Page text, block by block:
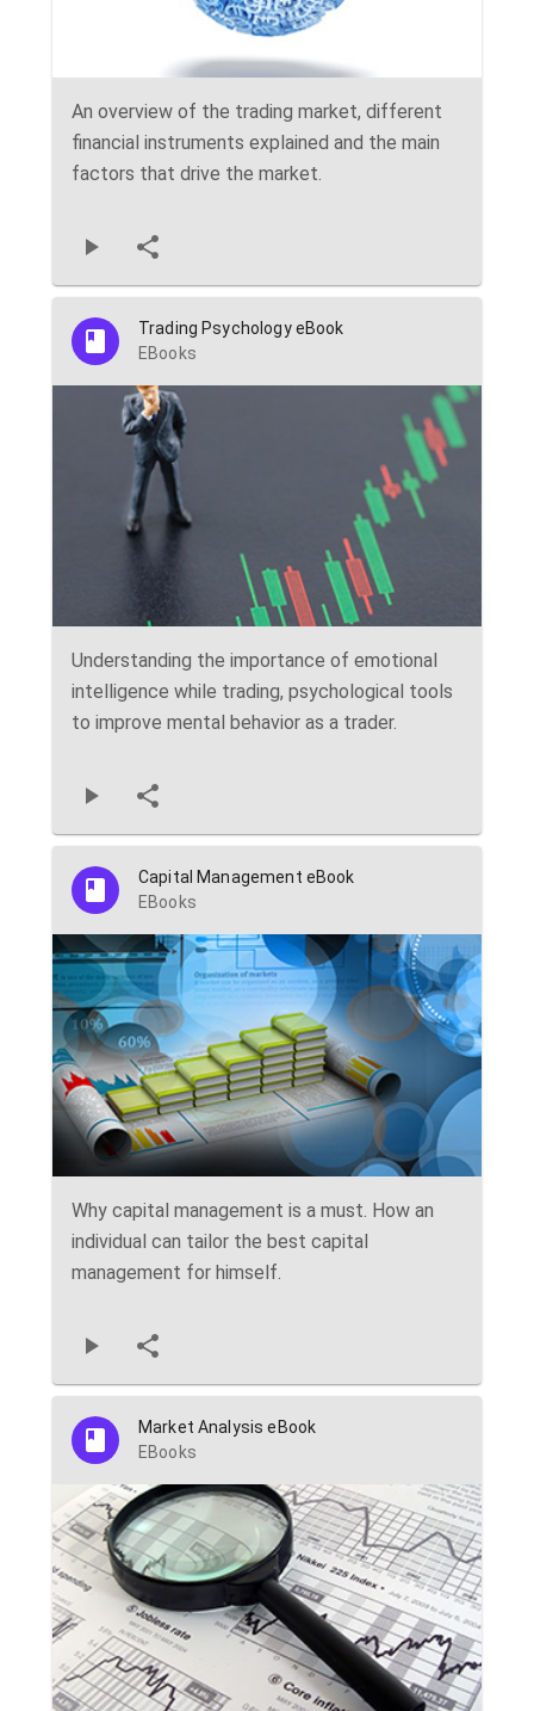
An overview of the trading market, different
financial instruments explained and the main
factors that drive the market.
Trading Psychology eBook
EBooks
Understanding the importance of emotional
intelligence while trading, psychological tools
to improve mental behavior as a trader.
Capital Management eBook
EBooks
Why capital management is a must. How an
individual can tailor the best capital
management for himself.
Market Analysis eBook
EBooks